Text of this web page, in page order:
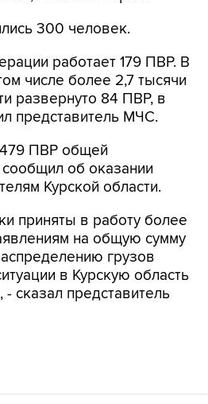
300 человек.
работает 179 ПВР. В
числе более 2,7 тысячи
развернуто 84 ПВР, в
представитель МЧС.
ПВР общей
об оказании
Курской области.
приняты в работу более
на общую сумму
грузов
в Курскую область
сказал представитель